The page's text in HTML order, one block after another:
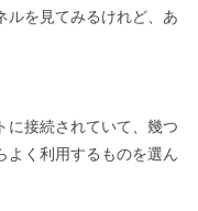
ルを見てみるけれど、あ
に接続されていて、幾つ
よく利用するものを選ん